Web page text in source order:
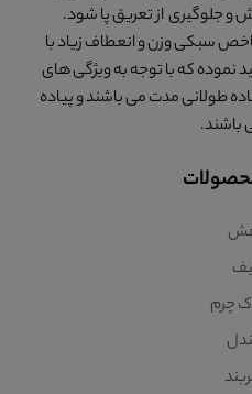
جلوگیری از تعریق پا شود.
سبکی وزن و انعطاف زیاد با
نموده که با توجه به ویژگی های
طولانی مدت می باشند و پیاده
چرم